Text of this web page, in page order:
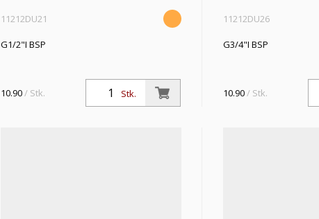
11212DU21
G1/2"I BSP
Stk.
10.90/ Stk.
11212DU26
G3/4"I BSP
10.90/ Stk.